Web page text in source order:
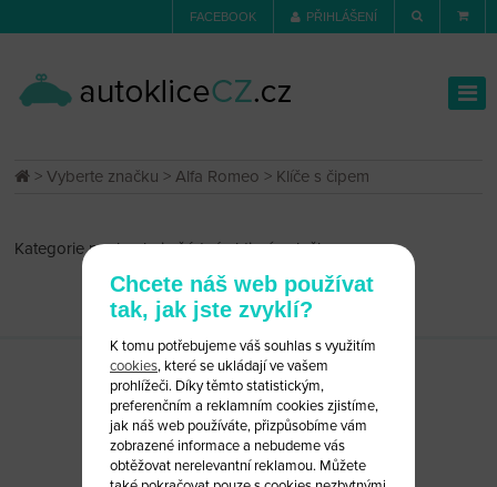
FACEBOOK PŘIHLÁŠENÍ
>Vyberte značku >Alfa Romeo > Klíče s čipem
Kategorie neobsahuje žádné aktivní položky
Chcete náš web používat
tak, jak jste zvyklí?
K tomu potřebujeme váš souhlas s využitím
cookies, které se ukládají ve vašem
prohlížeči. Díky těmto statistickým,
preferenčním a reklamním cookies zjistíme,
jak náš web používáte, přizpůsobíme vám
zobrazené informace a nebudeme vás
obtěžovat nerelevantní reklamou. Můžete